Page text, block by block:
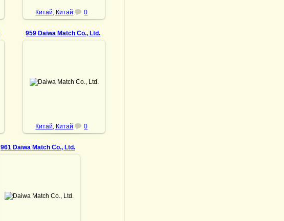
Китай, Китай 0
959 Daiwa Match Co., Ltd.
Daiwa Match Co., Ltd.
Китай, Китай 0
961 Daiwa Match Co., Ltd.
Daiwa Match Co., Ltd.